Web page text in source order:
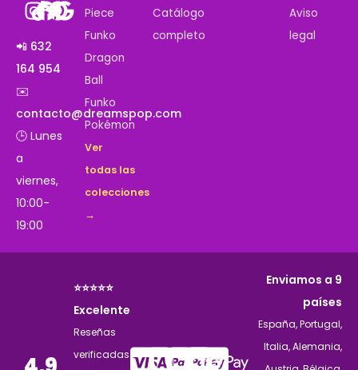
📲 632
164 954
✉️
contacto@dreamspop.com
🕒 Lunes
a
viernes,
10:00-
19:00
Piece
Funko
Dragon
Ball
Funko
Pokémon
Ver
todas las
colecciones
→
Catálogo
completo
Aviso
legal
⭐⭐⭐⭐⭐
Excelente
Reseñas
verificadas
Enviamos a 9
países
España, Portugal,
Italia, Alemania,